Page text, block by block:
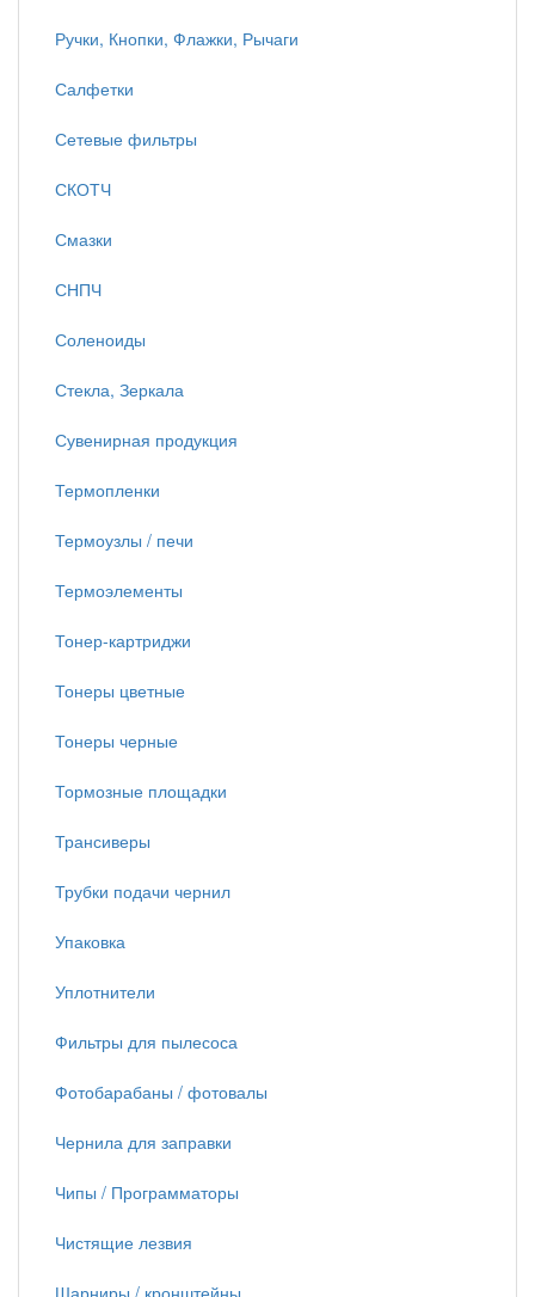
Ручки, Кнопки, Флажки, Рычаги
Салфетки
Сетевые фильтры
СКОТЧ
Смазки
СНПЧ
Соленоиды
Стекла, Зеркала
Сувенирная продукция
Термопленки
Термоузлы / печи
Термоэлементы
Тонер-картриджи
Тонеры цветные
Тонеры черные
Тормозные площадки
Трансиверы
Трубки подачи чернил
Упаковка
Уплотнители
Фильтры для пылесоса
Фотобарабаны / фотовалы
Чернила для заправки
Чипы / Программаторы
Чистящие лезвия
Шарниры / кронштейны